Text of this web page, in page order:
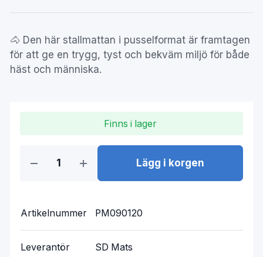
🐴 Den här stallmattan i pusselformat är framtagen
för att ge en trygg, tyst och bekväm miljö för både
häst och människa.
Finns i lager
Lägg i korgen
Artikelnummer PM090120
Leverantör SD Mats